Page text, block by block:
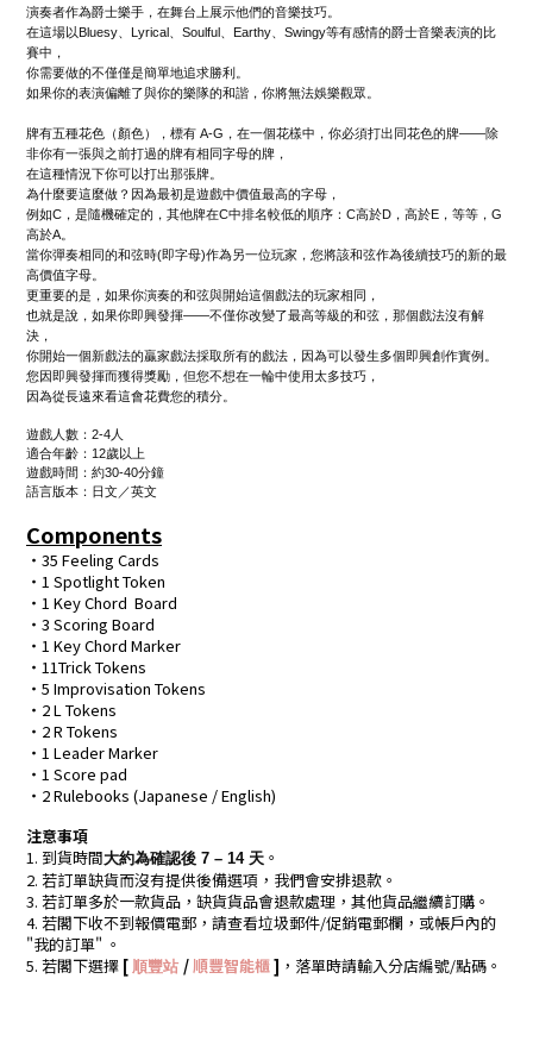
演奏者作為爵士樂手，在舞台上展示他們的音樂技巧。
在這場以Bluesy、Lyrical、Soulful、Earthy、Swingy等有感情的爵士音樂表演的比
賽中，
你需要做的不僅僅是簡單地追求勝利。
如果你的表演偏離了與你的樂隊的和諧，你將無法娛樂觀眾。
牌有五種花色（顏色），標有 A-G，在一個花樣中，你必須打出同花色的牌——除
非你有一張與之前打過的牌有相同字母的牌，
在這種情況下你可以打出那張牌。
為什麼要這麼做？因為最初是遊戲中價值最高的字母，
例如C，是隨機確定的，其他牌在C中排名較低的順序：C高於D，高於E，等等，G
高於A。
當你彈奏相同的和弦時(即字母)作為另一位玩家，您將該和弦作為後續技巧的新的最
高價值字母。
更重要的是，如果你演奏的和弦與開始這個戲法的玩家相同，
也就是說，如果你即興發揮——不僅你改變了最高等級的和弦，那個戲法沒有解
決，
你開始一個新戲法的贏家戲法採取所有的戲法，因為可以發生多個即興創作實例。
您因即興發揮而獲得獎勵，但您不想在一輪中使用太多技巧，
因為從長遠來看這會花費您的積分。
遊戲人數：2-4人
適合年齡：12歲以上
遊戲時間：約30-40分鐘
語言版本：日文／英文
Components
・35 Feeling Cards
・ 1 Spotlight Token
・ 1 Key Chord Board
・ 3 Scoring Board
・ 1 Key Chord Marker
・11Trick Tokens
・ 5 Improvisation Tokens
・ 2 L Tokens
・ 2 R Tokens
・ 1 Leader Marker
・ 1 Score pad
・ 2 Rulebooks (Japanese / English)
注意事項
1. 到貨時間大約為確認後 7 – 14 天 。
2. 若訂單缺貨而沒有提供後備選項，我們會安排退款。
3. 若訂單多於一款貨品，缺貨貨品會退款處理，其他貨品繼續訂購。
4. 若閣下收不到報價電郵，請查看垃圾郵件/促銷電郵欄，或帳戶內的
"我的訂單" 。
5. 若閣下選擇 [ 順豐站 /順豐智能櫃] ，落單時請輸入分店編號/點碼。